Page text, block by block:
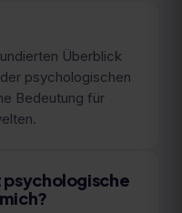
Überblick
psychologischen
Bedeutung für